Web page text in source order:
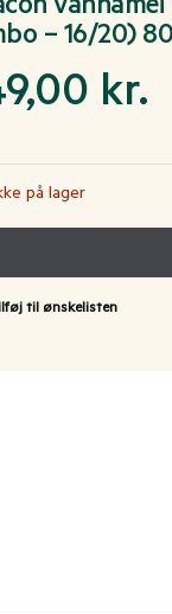
– 16/20)
kr.
på lager
til ønskelisten